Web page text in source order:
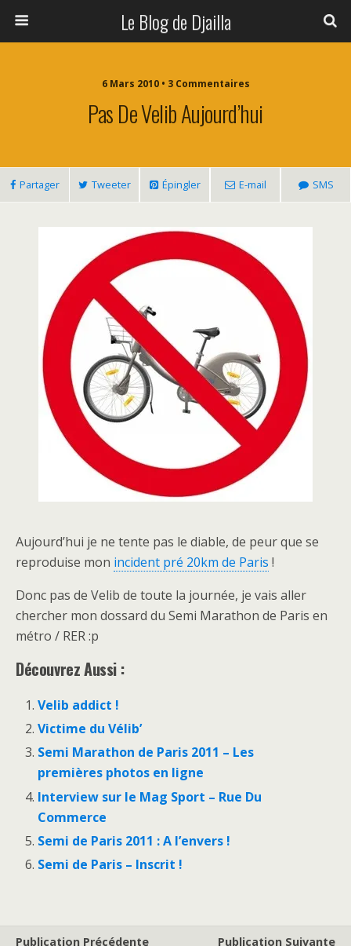
Le Blog de Djailla
6 Mars 2010 • 3 Commentaires
Pas De Velib Aujourd’hui
Partager Tweeter Épingler E-mail SMS
Aujourd’hui je ne tente pas le diable, de peur que se
reproduise mon incident pré 20km de Paris !
Donc pas de Velib de toute la journée, je vais aller
chercher mon dossard du Semi Marathon de Paris en
métro / RER :p
Découvrez Aussi :
Velib addict !
Victime du Vélib’
Semi Marathon de Paris 2011 – Les
premières photos en ligne
Interview sur le Mag Sport – Rue Du
Commerce
Semi de Paris 2011 : A l’envers !
Semi de Paris – Inscrit !
Publication Précédente
Publication Suivante